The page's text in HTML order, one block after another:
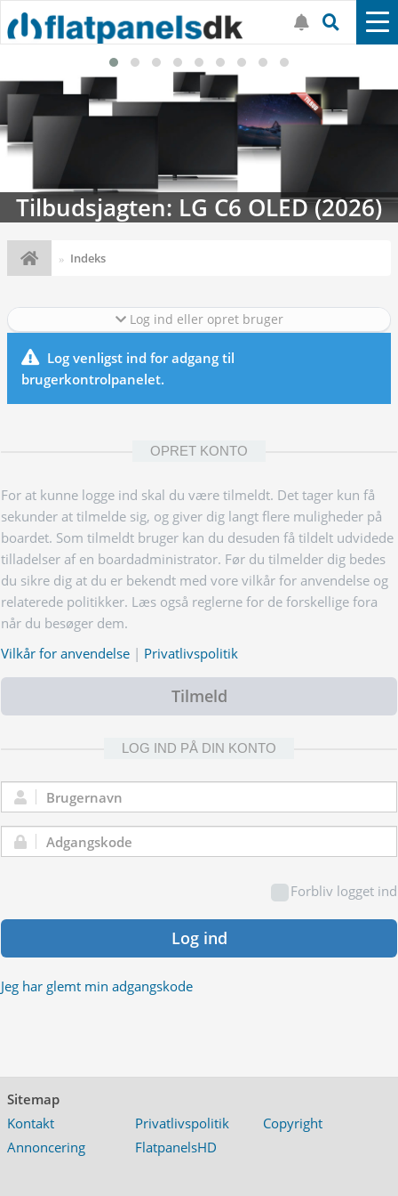
Tilbudsjagten: LG C6 OLED (2026)
Indeks
Log ind eller opret bruger
Log venligst ind for adgang til
brugerkontrolpanelet.
OPRET KONTO
For at kunne logge ind skal du være tilmeldt. Det tager kun få
sekunder at tilmelde sig, og giver dig langt flere muligheder på
boardet. Som tilmeldt bruger kan du desuden få tildelt udvidede
tilladelser af en boardadministrator. Før du tilmelder dig bedes
du sikre dig at du er bekendt med vore vilkår for anvendelse og
relaterede politikker. Læs også reglerne for de forskellige fora
når du besøger dem.
Vilkår for anvendelse | Privatlivspolitik
Tilmeld
LOG IND PÅ DIN KONTO
Brugernavn:
Adgangskode:
Forbliv logget ind
Log ind
Jeg har glemt min adgangskode
Sitemap
Kontakt
Privatlivspolitik
Copyright
Annoncering
FlatpanelsHD